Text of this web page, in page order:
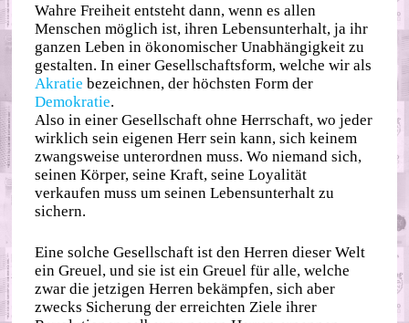
Wahre Freiheit entsteht dann, wenn es allen
Menschen möglich ist, ihren Lebensunterhalt, ja ihr
ganzen Leben in ökonomischer Unabhängigkeit zu
gestalten. In einer Gesellschaftsform, welche wir als
Akratie bezeichnen, der höchsten Form der
Demokratie.
Also in einer Gesellschaft ohne Herrschaft, wo jeder
wirklich sein eigenen Herr sein kann, sich keinem
zwangsweise unterordnen muss. Wo niemand sich,
seinen Körper, seine Kraft, seine Loyalität
verkaufen muss um seinen Lebensunterhalt zu
sichern.
Eine solche Gesellschaft ist den Herren dieser Welt
ein Greuel, und sie ist ein Greuel für alle, welche
zwar die jetzigen Herren bekämpfen, sich aber
zwecks Sicherung der erreichten Ziele ihrer